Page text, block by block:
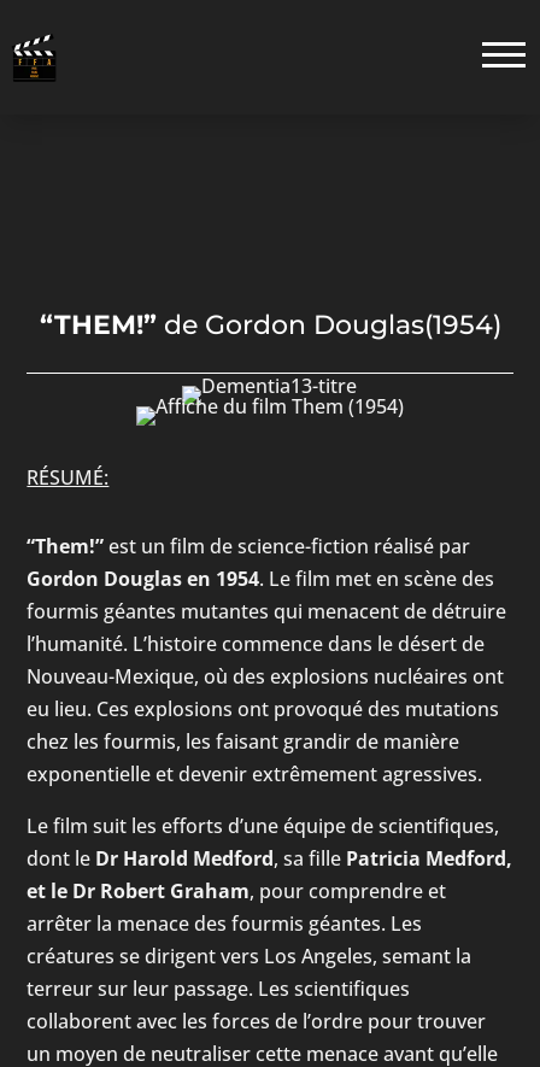
“THEM!”de Gordon Douglas(1954)
RÉSUMÉ:
“Them!”est un film de science-fiction réalisé par
Gordon Douglas en 1954. Le film met en scène des
fourmis géantes mutantes qui menacent de détruire
l’humanité. L’histoire commence dans le désert de
Nouveau-Mexique, où des explosions nucléaires ont
eu lieu. Ces explosions ont provoqué des mutations
chez les fourmis, les faisant grandir de manière
exponentielle et devenir extrêmement agressives.
Le film suit les efforts d’une équipe de scientifiques,
dont le Dr Harold Medford, sa fille Patricia Medford,
et le Dr Robert Graham, pour comprendre et
arrêter la menace des fourmis géantes. Les
créatures se dirigent vers Los Angeles, semant la
terreur sur leur passage. Les scientifiques
collaborent avec les forces de l’ordre pour trouver
un moyen de neutraliser cette menace avant qu’elle